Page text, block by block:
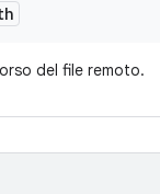
del file remoto.